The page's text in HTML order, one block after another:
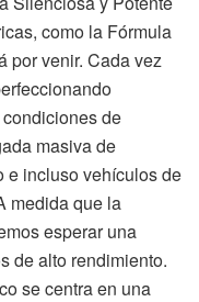
como la Fórmula
por venir. Cada vez
de
masiva de
e incluso vehículos de
medida que la
esperar una
de alto rendimiento.
se centra en una